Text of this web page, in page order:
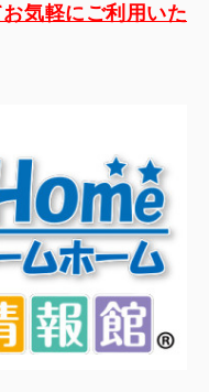
気軽にご利用いた